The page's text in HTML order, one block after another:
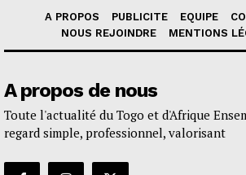
A PROPOS PUBLICITE EQUIPE
NOUS REJOINDRE
MENTIONS
A propos de nous
Toute l'actualité du Togo et d'Afrique
regard simple, professionnel, valorisant